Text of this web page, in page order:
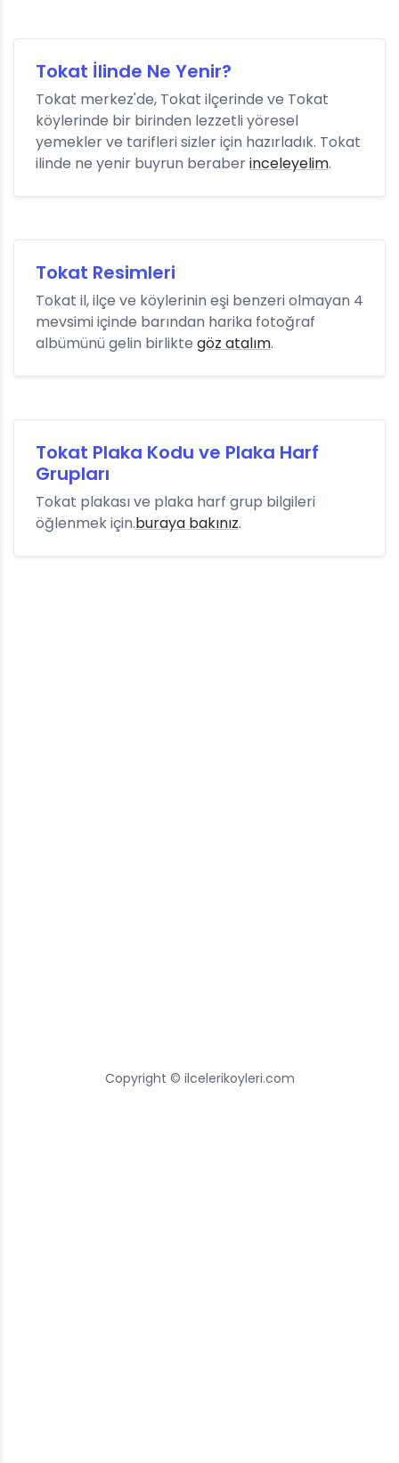
Tokat İlinde Ne Yenir?
Tokat merkez'de, Tokat ilçerinde ve Tokat
köylerinde bir birinden lezzetli yöresel
yemekler ve tarifleri sizler için hazırladık. Tokat
ilinde ne yenir buyrun beraberinceleyelim.
Tokat Resimleri
Tokat il, ilçe ve köylerinin eşi benzeri olmayan 4
mevsimi içinde barından harika fotoğraf
albümünü gelin birlikte göz atalım.
Tokat Plaka Kodu ve Plaka Harf
Grupları
Tokat plakası ve plaka harf grup bilgileri
öğlenmek için.buraya bakınız.
Copyright © ilcelerikoyleri.com